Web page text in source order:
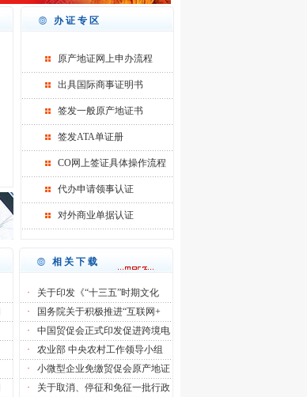
办证专区
原产地证网上申办流程
出具国际商事证明书
签发一般原产地证书
签发ATA单证册
CO网上签证具体操作流程
代办申请领事认证
对外商业单据认证
相关下载
·
关于印发《“十三五”时期文化
·
国务院关于积极推进“互联网+
·
中国贸促会正式印发促进跨境电
·
农业部 中央农村工作领导小组
·
小微型企业免缴贸促会原产地证
·
关于取消、停征和免征一批行政